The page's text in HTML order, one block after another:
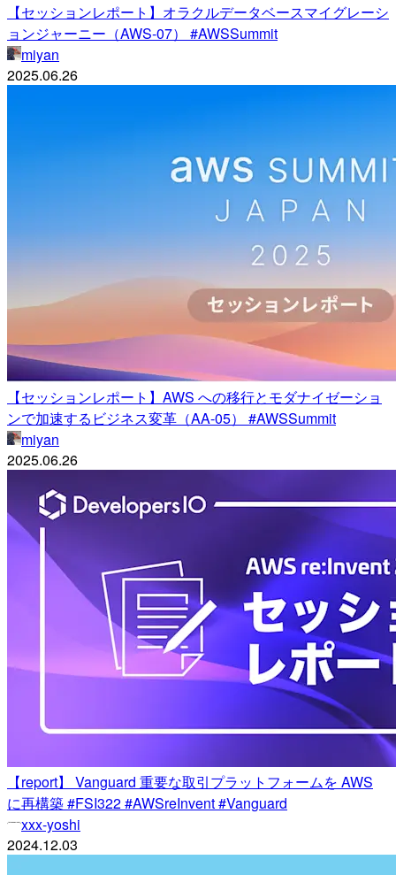
【セッションレポート】オラクルデータベースマイグレーシ
ョンジャーニー（AWS-07） #AWSSummit
miyan
2025.06.26
【セッションレポート】AWS への移行とモダナイゼーショ
ンで加速するビジネス変革（AA-05） #AWSSummit
miyan
2025.06.26
【report】 Vanguard 重要な取引プラットフォームを AWS
に再構築 #FSI322 #AWSreInvent #Vanguard
xxx-yoshi
2024.12.03